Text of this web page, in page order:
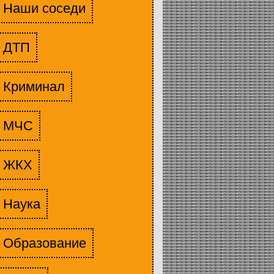
Наши соседи
ДТП
Криминал
МЧС
ЖКХ
Наука
Образование